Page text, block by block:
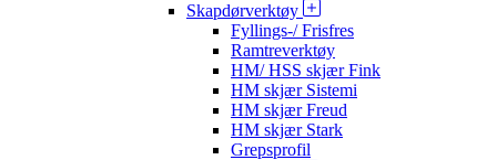
Skapdørverktøy
Fyllings-/ Frisfres
Ramtreverktøy
HM/ HSS skjær Fink
HM skjær Sistemi
HM skjær Freud
HM skjær Stark
Grepsprofil